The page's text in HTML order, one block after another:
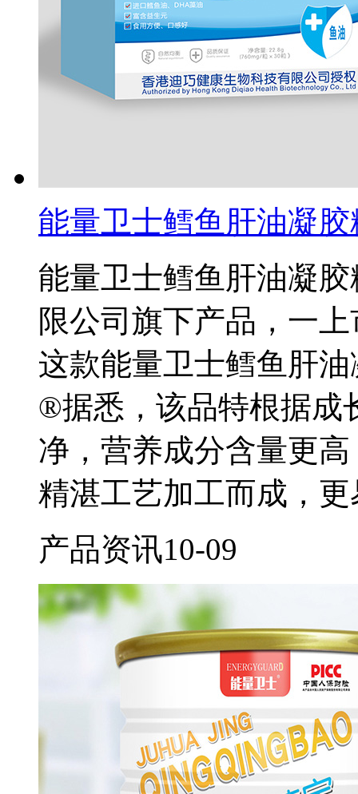
能量卫士鳕鱼肝油凝
能量卫士鳕鱼肝油凝
限公司旗下产品，一
这款能量卫士鳕鱼肝
®据悉，该品特根据成
净，营养成分含量更
精湛工艺加工而成，
产品资讯10-09